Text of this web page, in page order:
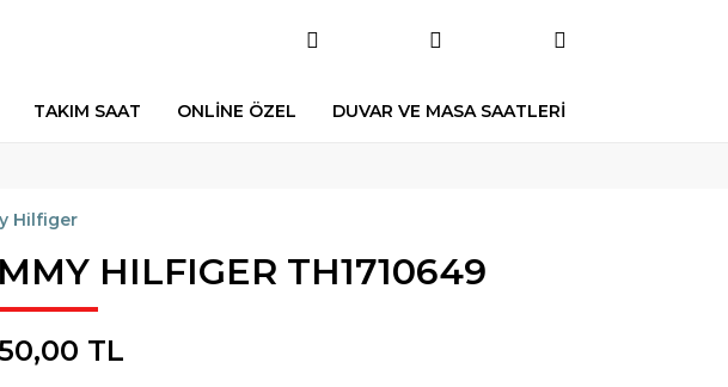
TAKIM SAAT ONLİNE ÖZEL DUVAR VE MASA SAATLERİ
Hilfiger
HILFIGER TH1710649
TL